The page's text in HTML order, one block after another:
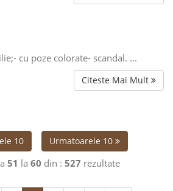
cu poze colorate- scandal. ...
Citeste Mai Mult
10 Urmatoarele 10
51 la 60 din : 527 rezultate